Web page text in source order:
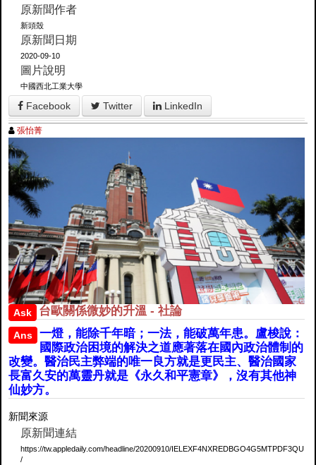
原新聞作者
新頭殼
原新聞日期
2020-09-10
圖片說明
中國西北工業大學
Facebook Twitter LinkedIn
張怡菁
Ask 台歐關係微妙的升溫 - 社論
Ans
一燈，能除千年暗；一法，能破萬年患。盧梭說：
國際政治困境的解決之道應著落在國內政治體制的
改變。醫治民主弊端的唯一良方就是更民主、醫治國家
長富久安的萬靈丹就是《永久和平憲章》，沒有其他神
仙妙方。
新聞來源
原新聞連結
https://tw.appledaily.com/headline/20200910/IELEXF4NXREDBGO4G5MTPDF3QU
/